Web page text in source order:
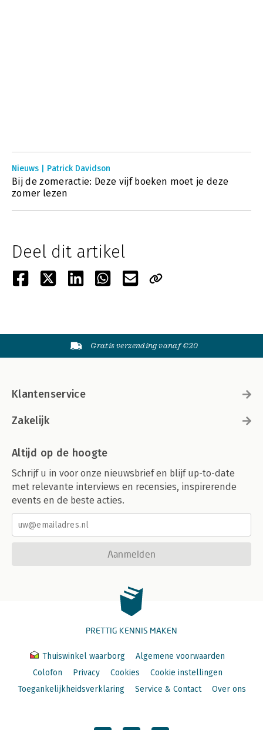
Nieuws | Patrick Davidson
Bij de zomeractie: Deze vijf boeken moet je deze
zomer lezen
Deel dit artikel
Gratis verzending vanaf €20
Klantenservice
Zakelijk
Altijd op de hoogte
Schrijf u in voor onze nieuwsbrief en blijf up-to-date
met relevante interviews en recensies, inspirerende
events en de beste acties.
Aanmelden
PRETTIG KENNIS MAKEN
Thuiswinkel waarborg
Algemene voorwaarden
Colofon
Privacy Cookies
Cookie instellingen
Toegankelijkheidsverklaring
Service & Contact Over ons